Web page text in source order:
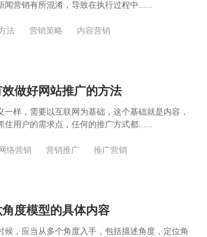
闻营销有所混淆，导致在执行过程中......
法 营销策略 内容营销
做好网站推广的方法
样，需要以互联网为基础，这个基础就是内容，
住用户的需求点，任何的推广方式都......
网络营销 营销推广 推广营销
度模型的具体内容
，应当从多个角度入手，包括描述角度，定位角